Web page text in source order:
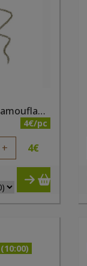
Crayon yeux Vert Camouflage bio
4€/pc
+ 4€